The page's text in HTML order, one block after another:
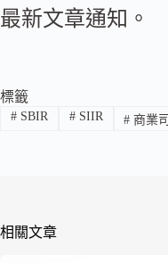
最新文章通知。
標籤
#SBIR #SIIR # 商業司
相關文章